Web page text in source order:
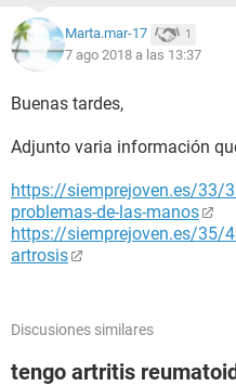
Marta.mar-17 1
7 ago 2018 a las 13:37
Buenas tardes,
Adjunto varia información
https://siemprejoven.es/33/
problemas-de-las-manos
https://siemprejoven.es/35/
artrosis
Discusiones similares
tengo artritis